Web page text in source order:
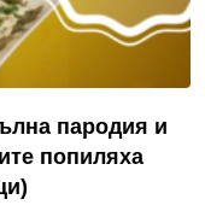
пародия и
попиляха